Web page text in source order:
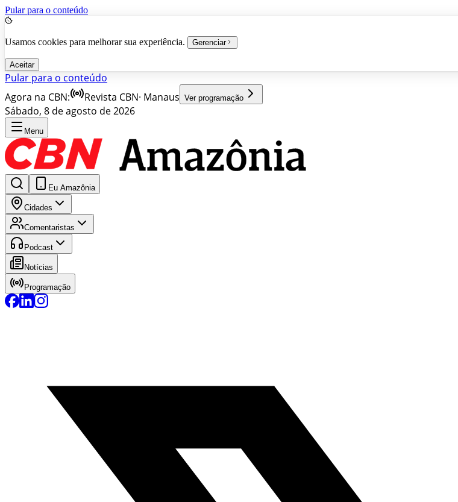
Pular para o conteúdo
Usamos cookies para melhorar sua experiência. Gerenciar
Aceitar
Pular para o conteúdo
Agora na CBN:
Revista CBN· Manaus Ver programação
Sábado, 8 de agosto de 2026
Menu
Eu Amazônia
Cidades
Comentaristas
Podcast
Notícias
Programação